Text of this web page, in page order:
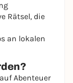
Rätsel, die
an lokalen
Abenteuer